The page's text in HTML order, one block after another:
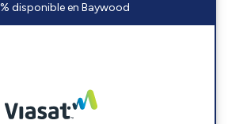
disponible en Baywood